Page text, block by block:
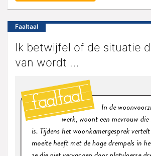
Faaltaal
Ik betwijfel of de situatie
van wordt …